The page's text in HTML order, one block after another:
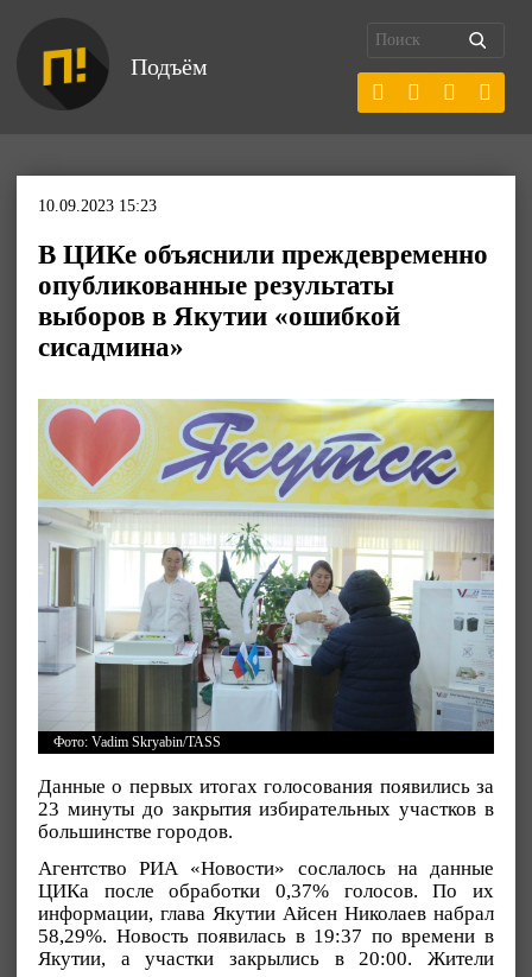
Подъём
10.09.2023 15:23
В ЦИКе объяснили преждевременно
опубликованные результаты
выборов в Якутии «ошибкой
сисадмина»
Фото: Vadim Skryabin/TASS
Данные о первых итогах голосования появились за
23 минуты до закрытия избирательных участков в
большинстве городов.
Агентство РИА «Новости» сослалось на данные
ЦИКа после обработки 0,37% голосов. По их
информации, глава Якутии Айсен Николаев набрал
58,29%. Новость появилась в 19:37 по времени в
Якутии, а участки закрылись в 20:00. Жители